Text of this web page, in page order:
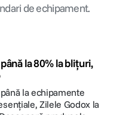
de echipament.
la 80% la blițuri,
la echipamente
Zilele Godox la